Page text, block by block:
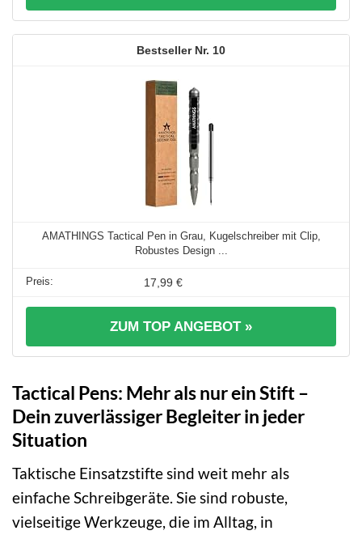
10
AMATHINGS Tactical Pen in Grau, Kugelschreiber mit Clip,
Robustes Design ...
17,99 €
ZUM TOP ANGEBOT »
Tactical Pens: Mehr als nur ein Stift –
Dein zuverlässiger Begleiter in jeder
Situation
Taktische Einsatzstifte sind weit mehr als
einfache Schreibgeräte. Sie sind robuste,
vielseitige Werkzeuge, die im Alltag, in